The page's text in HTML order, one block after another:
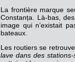
La frontière marque
Constanța. Là-bas,
image qui n’existait
bateaux.
Les routiers se
lave dans des